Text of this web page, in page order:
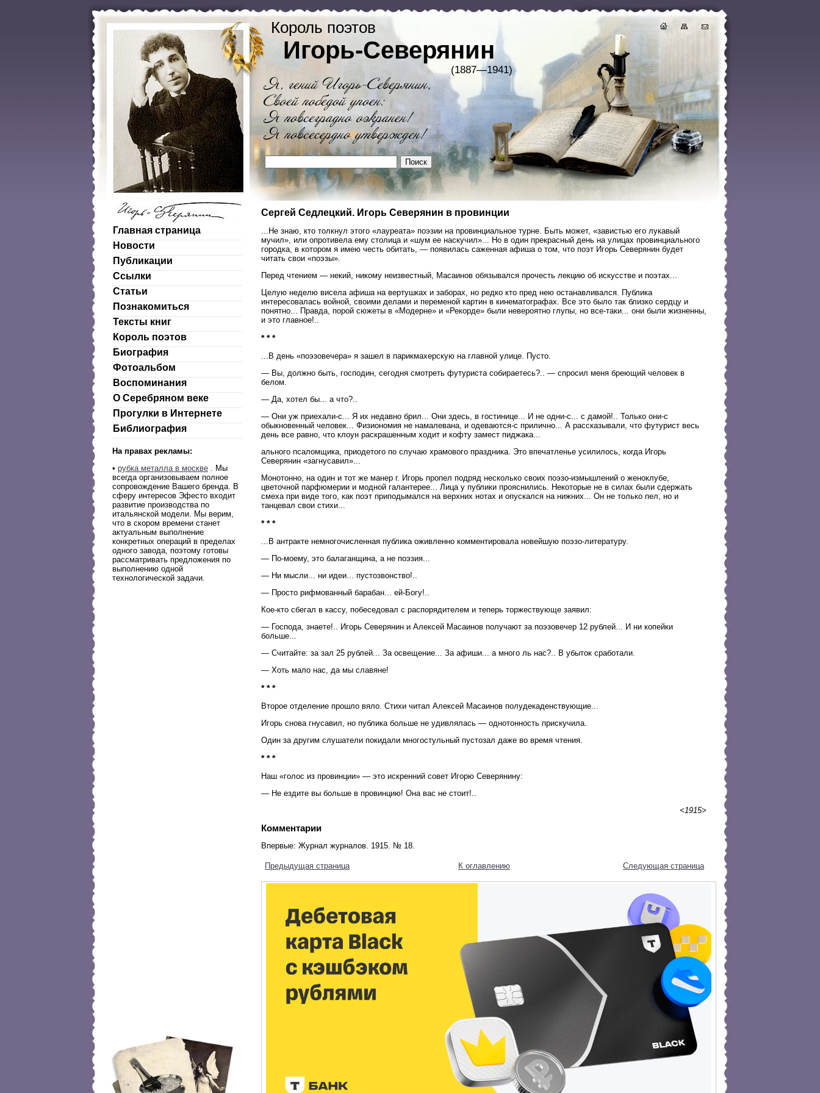
Король поэтов
Игорь-Северянин
(1887—1941)
Главная страница
Новости
Публикации
Ссылки
Статьи
Познакомиться
Тексты книг
Король поэтов
Биография
Фотоальбом
Воспоминания
О Серебряном веке
Прогулки в Интернете
Библиография
На правах рекламы:
• рубка металла в москве . Мы
всегда организовываем полное
сопровождение Вашего бренда. В
сферу интересов Эфесто входит
развитие производства по
итальянской модели. Мы верим,
что в скором времени станет
актуальным выполнение
конкретных операций в пределах
одного завода, поэтому готовы
рассматривать предложения по
выполнению одной
технологической задачи.
Сергей Седлецкий. Игорь Северянин в провинции
...Не знаю, кто толкнул этого «лауреата» поэзии на провинциальное турне. Быть может, «завистью его лукавый
мучил», или опротивела ему столица и «шум ее наскучил»... Но в один прекрасный день на улицах провинциального
городка, в котором я имею честь обитать, — появилась саженная афиша о том, что поэт Игорь Северянин будет
читать свои «поэзы».
Перед чтением — некий, никому неизвестный, Масаинов обязывался прочесть лекцию об искусстве и поэтах...
Целую неделю висела афиша на вертушках и заборах, но редко кто пред нею останавливался. Публика
интересовалась войной, своими делами и переменой картин в кинематографах. Все это было так близко сердцу и
понятно... Правда, порой сюжеты в «Модерне» и «Рекорде» были невероятно глупы, но все-таки... они были жизненны,
и это главное!..
* * *
...В день «поэзовечера» я зашел в парикмахерскую на главной улице. Пусто.
— Вы, должно быть, господин, сегодня смотреть футуриста собираетесь?.. — спросил меня бреющий человек в
белом.
— Да, хотел бы... а что?..
— Они уж приехали-с... Я их недавно брил... Они здесь, в гостинице... И не одни-с... с дамой!.. Только они-с
обыкновенный человек... Физиономия не намалевана, и одеваются-с прилично... А рассказывали, что футурист весь
день все равно, что клоун раскрашенным ходит и кофту замест пиджака...
ального псаломщика, приодетого по случаю храмового праздника. Это впечатленье усилилось, когда Игорь
Северянин «загнусавил»...
Монотонно, на один и тот же манер г. Игорь пропел подряд несколько своих поэзо-измышлений о женоклубе,
цветочной парфюмерии и модной галантерее... Лица у публики прояснились. Некоторые не в силах были сдержать
смеха при виде того, как поэт приподымался на верхних нотах и опускался на нижних... Он не только пел, но и
танцевал свои стихи...
* * *
...В антракте немногочисленная публика оживленно комментировала новейшую поэзо-литературу.
— По-моему, это балаганщина, а не поэзия...
— Ни мысли... ни идеи... пустозвонство!..
— Просто рифмованный барабан... ей-Богу!..
Кое-кто сбегал в кассу, побеседовал с распорядителем и теперь торжествующе заявил:
— Господа, знаете!.. Игорь Северянин и Алексей Масаинов получают за поэзовечер 12 рублей... И ни копейки
больше...
— Считайте: за зал 25 рублей... За освещение... За афиши... а много ль нас?.. В убыток сработали.
— Хоть мало нас, да мы славяне!
* * *
Второе отделение прошло вяло. Стихи читал Алексей Масаинов полудекаденствующие...
Игорь снова гнусавил, но публика больше не удивлялась — однотонность прискучила.
Один за другим слушатели покидали многостульный пустозал даже во время чтения.
* * *
Наш «голос из провинции» — это искренний совет Игорю Северянину:
— Не ездите вы больше в провинцию! Она вас не стоит!..
<1915>
Комментарии
Впервые: Журнал журналов. 1915. № 18.
Предыдущая страница К оглавлению Следующая страница